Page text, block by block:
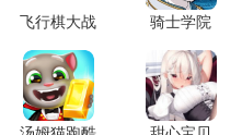
在特定关卡首领处掉落的红
时间反复尝试获取。
飞行棋大战
单机版
2.7.0 安卓
版
骑士学院
1.0.1 安卓
版